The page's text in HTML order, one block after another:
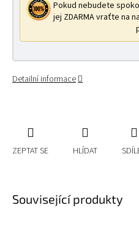
Pokud nebudete
jej ZDARMA vraťte na
Detailní informace
ZEPTAT SE HLÍDAT
Související produkty